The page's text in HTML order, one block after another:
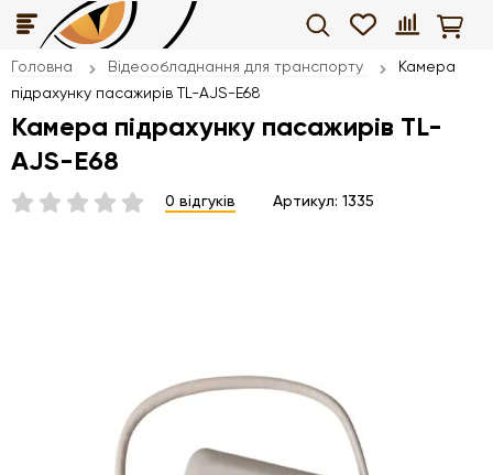
Головна Відеообладнання для транспорту
Камера
підрахунку пасажирів TL-AJS-E68
Камера підрахунку пасажирів TL-
AJS-E68
0 відгуків Артикул: 1335